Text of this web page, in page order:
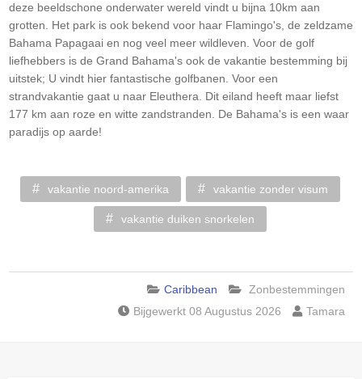
deze beeldschone onderwater wereld vindt u bijna 10km aan
grotten. Het park is ook bekend voor haar Flamingo's, de zeldzame
Bahama Papagaai en nog veel meer wildleven. Voor de golf
liefhebbers is de Grand Bahama's ook de vakantie bestemming bij
uitstek; U vindt hier fantastische golfbanen. Voor een
strandvakantie gaat u naar Eleuthera. Dit eiland heeft maar liefst
177 km aan roze en witte zandstranden. De Bahama's is een waar
paradijs op aarde!
vakantie noord-amerika vakantie zonder visum
vakantie duiken snorkelen
Caribbean
Zonbestemmingen
Bijgewerkt 08 Augustus 2026
Tamara